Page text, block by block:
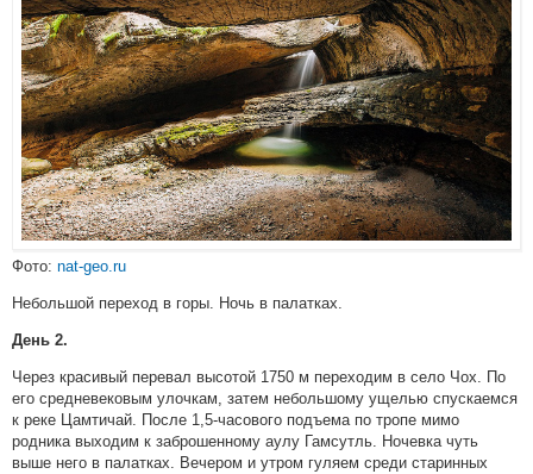
Фото: nat-geo.ru
Небольшой переход в горы. Ночь в палатках.
День 2.
Через красивый перевал высотой 1750 м переходим в село Чох. По
его средневековым улочкам, затем небольшому ущелью спускаемся
к реке Цамтичай. После 1,5-часового подъема по тропе мимо
родника выходим к заброшенному аулу Гамсутль. Ночевка чуть
выше него в палатках. Вечером и утром гуляем среди старинных